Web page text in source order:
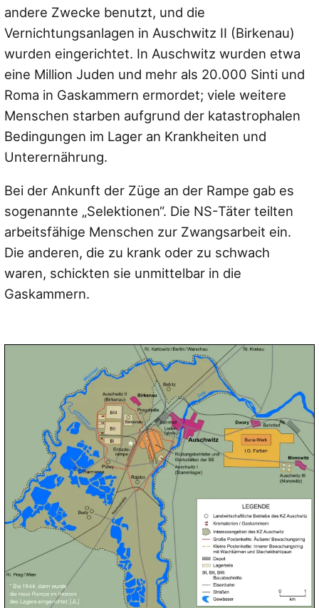
andere Zwecke benutzt, und die
Vernichtungsanlagen in Auschwitz II (Birkenau)
wurden eingerichtet. In Auschwitz wurden etwa
eine Million Juden und mehr als 20.000 Sinti und
Roma in Gaskammern ermordet; viele weitere
Menschen starben aufgrund der katastrophalen
Bedingungen im Lager an Krankheiten und
Unterernährung.
Bei der Ankunft der Züge an der Rampe gab es
sogenannte „Selektionen“. Die NS-Täter teilten
arbeitsfähige Menschen zur Zwangsarbeit ein.
Die anderen, die zu krank oder zu schwach
waren, schickten sie unmittelbar in die
Gaskammern.